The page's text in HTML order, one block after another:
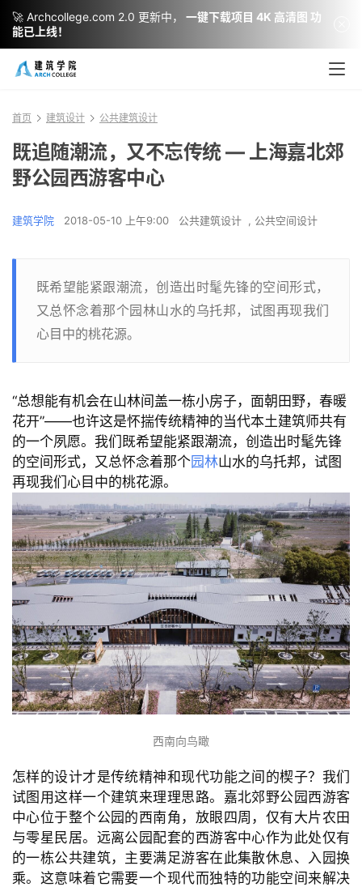
首页 建筑设计 公共建筑设计
既追随潮流，又不忘传统 — 上海嘉北郊
野公园西游客中心
建筑学院 2018-05-10 上午9:00 公共建筑设计 , 公共空间设计
既希望能紧跟潮流，创造出时髦先锋的空间形式，
又总怀念着那个园林山水的乌托邦，试图再现我们
心目中的桃花源。
“总想能有机会在山林间盖一栋小房子，面朝田野，春暖
花开”——也许这是怀揣传统精神的当代本土建筑师共有
的一个夙愿。我们既希望能紧跟潮流，创造出时髦先锋
的空间形式，又总怀念着那个园林山水的乌托邦，试图
再现我们心目中的桃花源。
西南向鸟瞰
怎样的设计才是传统精神和现代功能之间的楔子？我们
试图用这样一个建筑来理理思路。嘉北郊野公园西游客
中心位于整个公园的西南角，放眼四周，仅有大片农田
与零星民居。远离公园配套的西游客中心作为此处仅有
的一栋公共建筑，主要满足游客在此集散休息、入园换
乘。这意味着它需要一个现代而独特的功能空间来解决
🚀 Archcollege.com 2.0 更新中，
一键下载项目 4K 高清图 功
能已上线！